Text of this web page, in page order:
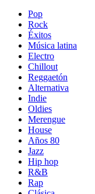
Pop
Rock
Éxitos
Música latina
Electro
Chillout
Reggaetón
Alternativa
Indie
Oldies
Merengue
House
Años 80
Jazz
Hip hop
R&B
Rap